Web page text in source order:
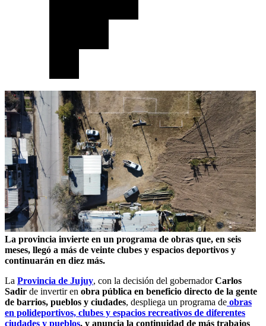
La provincia invierte en un programa de obras que, en seis
meses, llegó a más de veinte clubes y espacios deportivos y
continuarán en diez más.
La Provincia de Jujuy, con la decisión del gobernadorCarlos
Sadir de invertir en obra pública en beneficio directo de la gente
de barrios, pueblos y ciudades, despliega un programa de obras
en polideportivos, clubes y espacios recreativos de diferentes
ciudades y pueblos, y anuncia la continuidad de más trabajos